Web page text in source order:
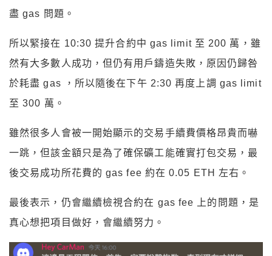
盡 gas 問題。
所以緊接在 10:30 提升合約中 gas limit 至 200 萬，雖
然有大多數人成功，但仍有用戶鑄造失敗，原因仍歸咎
於耗盡 gas ，所以隨後在下午 2:30 再度上調 gas limit
至 300 萬。
雖然很多人會被一開始顯示的交易手續費價格昂貴而嚇
一跳，但該金額只是為了確保礦工能確實打包交易，最
後交易成功所花費的 gas fee 約在 0.05 ETH 左右。
最後表示，仍會繼續檢視合約在 gas fee 上的問題，是
真心想把項目做好，會繼續努力。